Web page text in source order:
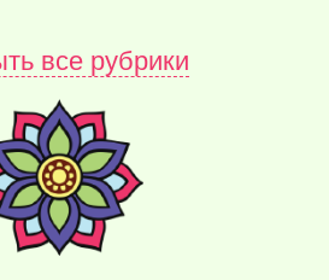
все рубрики